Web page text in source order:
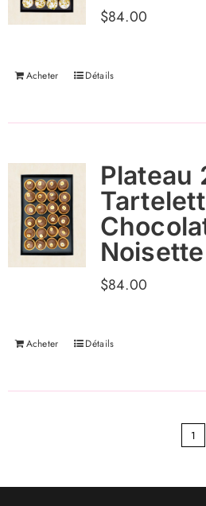
$84.00
Acheter Détails
Plateau
Noisette
$84.00
Acheter Détails
1